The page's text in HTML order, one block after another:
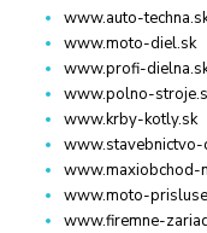
www.auto-
www.moto-diel.sk
www.profi-
www.polno-
www.krby-kotly.sk
www.stavebnictvo-
www.maxiobchod-
www.moto-
www.firemne-